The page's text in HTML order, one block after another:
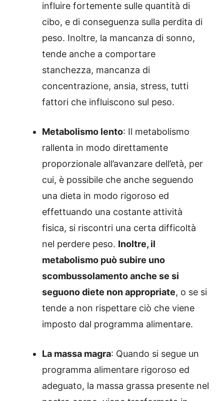
influire fortemente sulle quantità di
cibo, e di conseguenza sulla perdita di
peso. Inoltre, la mancanza di sonno,
tende anche a comportare
stanchezza, mancanza di
concentrazione, ansia, stress, tutti
fattori che influiscono sul peso.
Metabolismo lento: Il metabolismo
rallenta in modo direttamente
proporzionale all’avanzare dell’età, per
cui, è possibile che anche seguendo
una dieta in modo rigoroso ed
effettuando una costante attività
fisica, si riscontri una certa difficoltà
nel perdere peso. Inoltre, il
metabolismo può subire uno
scombussolamento anche se si
seguono diete non appropriate, o se si
tende a non rispettare ciò che viene
imposto dal programma alimentare.
La massa magra: Quando si segue un
programma alimentare rigoroso ed
adeguato, la massa grassa presente nel